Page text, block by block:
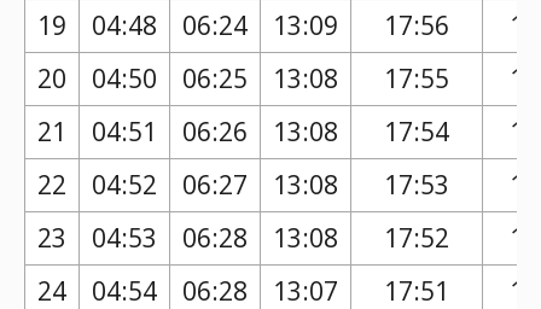
19
04:48 06:24 13:09 17:56
20
04:50 06:25 13:08 17:55
21
04:51 06:26 13:08 17:54
22
04:52 06:27 13:08 17:53
23
04:53 06:28 13:08 17:52
24
04:54 06:28 13:07 17:51